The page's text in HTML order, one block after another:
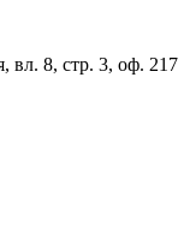
вл. 8, стр. 3, оф. 217